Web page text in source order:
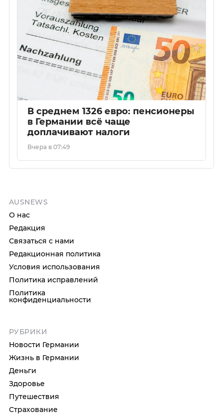
В среднем 1326 евро: пенсионеры
в Германии всё чаще
доплачивают налоги
Вчера в 07:49
AUSNEWS
О нас
Редакция
Связаться с нами
Редакционная политика
Условия использования
Политика исправлений
Политика
конфиденциальности
РУБРИКИ
Новости Германии
Жизнь в Германии
Деньги
Здоровье
Путешествия
Страхование